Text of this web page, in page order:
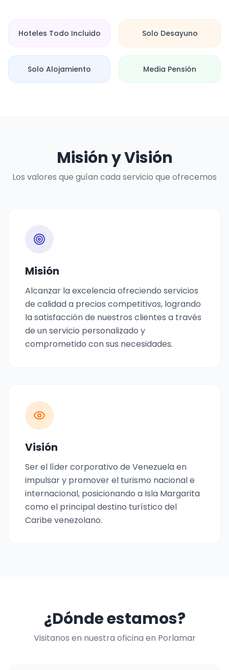
Hoteles Todo Incluido Solo Desayuno
Solo Alojamiento Media Pensión
Misión y Visión
Los valores que guían cada servicio que ofrecemos
Misión
Alcanzar la excelencia ofreciendo servicios
de calidad a precios competitivos, logrando
la satisfacción de nuestros clientes a través
de un servicio personalizado y
comprometido con sus necesidades.
Visión
Ser el líder corporativo de Venezuela en
impulsar y promover el turismo nacional e
internacional, posicionando a Isla Margarita
como el principal destino turístico del
Caribe venezolano.
¿Dónde estamos?
Visitanos en nuestra oficina en Porlamar